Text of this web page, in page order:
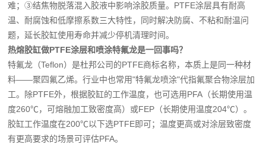
难；③结焦物脱落混入胶液中影响涂胶质量。PTFE涂层具有耐高
温、耐腐蚀和低摩擦系数三大特性，同时解决防腐、不粘和耐温问
题，延长胶缸使用寿命并减少停机清理时间。
热熔胶缸做PTFE涂层和喷涂特氟龙是一回事吗？
特氟龙（Teflon）是杜邦公司的PTFE商标名称，本质上是同一种材
料——聚四氟乙烯。行业中也常用"特氟龙喷涂"代指氟聚合物涂层加
工。除PTFE外，根据胶缸的工作温度，也可选用PFA（长期使用温
度260℃，可熔融加工致密度高）或FEP（长期使用温度204℃）。
胶缸工作温度在200℃以下选PTFE即可；温度更高或对涂层致密度
有更高要求的场景可评估PFA。